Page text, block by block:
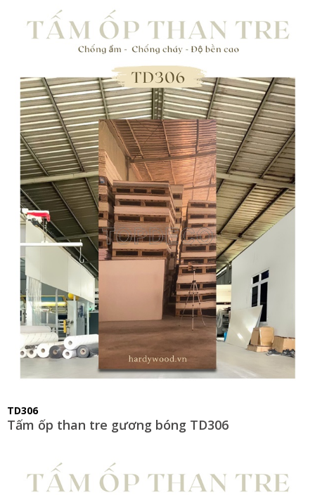
TD306
Tấm ốp than tre gương bóng TD306